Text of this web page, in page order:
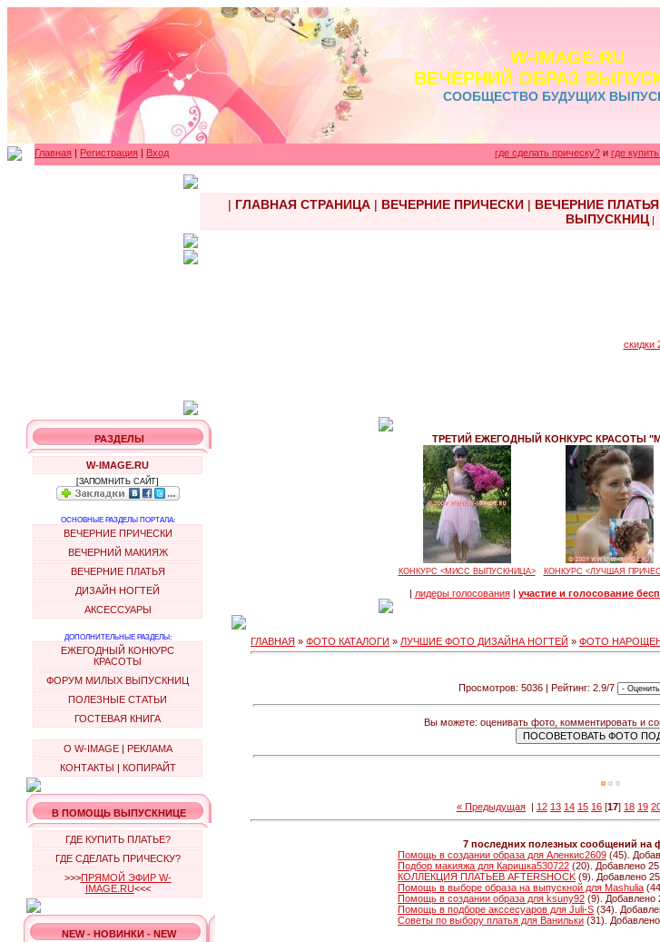
W-IMAGE.RU
ВЕЧЕРНИЙ ОБРАЗ
СООБЩЕСТВО БУДУЩИХ
Главная | Регистрация | Вход где сделать прическу? и где
| ГЛАВНАЯ СТРАНИЦА| ВЕЧЕРНИЕ ПРИЧЕСКИ| ВЕЧЕРНИЕ ПЛАТЬЯ
ВЫПУСКНИЦ |
скидки
РАЗДЕЛЫ
W-IMAGE.RU
[ЗАПОМНИТЬ САЙТ]
ОСНОВНЫЕ РАЗДЕЛЫ ПОРТАЛА:
ВЕЧЕРНИЕ ПРИЧЕСКИ
ВЕЧЕРНИЙ МАКИЯЖ
ВЕЧЕРНИЕ ПЛАТЬЯ
ДИЗАЙН НОГТЕЙ
АКСЕССУАРЫ
ДОПОЛНИТЕЛЬНЫЕ РАЗДЕЛЫ:
ЕЖЕГОДНЫЙ КОНКУРС
КРАСОТЫ
ФОРУМ МИЛЫХ ВЫПУСКНИЦ
ПОЛЕЗНЫЕ СТАТЬИ
ГОСТЕВАЯ КНИГА
О W-IMAGE| РЕКЛАМА
КОНТАКТЫ | КОПИРАЙТ
В ПОМОЩЬ ВЫПУСКНИЦЕ
ГДЕ КУПИТЬ ПЛАТЬЕ?
ГДЕ СДЕЛАТЬ ПРИЧЕСКУ?
>>>ПРЯМОЙ ЭФИР W-
IMAGE.RU<<<
NEW - НОВИНКИ - NEW
ТРЕТИЙ ЕЖЕГОДНЫЙ КОНКУРС КРАСОТЫ
КОНКУРС <МИСС ВЫПУСКНИЦА> КОНКУРС <ЛУЧШАЯ
| лидеры голосования| участие и голосование
ГЛАВНАЯ » ФОТО КАТАЛОГИ » ЛУЧШИЕ ФОТО ДИЗАЙНА НОГТЕЙ » ФОТО
Просмотров: 5036 | Рейтинг: 2.9/7
Вы можете: оценивать фото, комментировать и
« Предыдущая | 12 13 14 15 16 [17] 18 19
7 последних полезных сообщений на
Помощь в создании образа для Аленкис2609 (45).
Подбор макияжа для Каришка530722 (20). Добавлено
КОЛЛЕКЦИЯ ПЛАТЬЕВ AFTERSHOCK (9). Добавлено
Помощь в выборе образа на выпускной для Mashulia
Помощь в создании образа для ksuny92 (9). Добавлено
Помощь в подборе акссесуаров для Juli-S (34).
Советы по выбору платья для Ванильки (31).